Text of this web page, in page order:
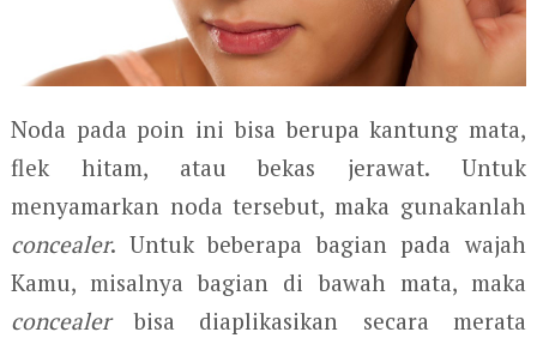
Noda pada poin ini bisa berupa kantung mata,
flek hitam, atau bekas jerawat. Untuk
menyamarkan noda tersebut, maka gunakanlah
concealer. Untuk beberapa bagian pada wajah
Kamu, misalnya bagian di bawah mata, maka
concealerbisa diaplikasikan secara merata